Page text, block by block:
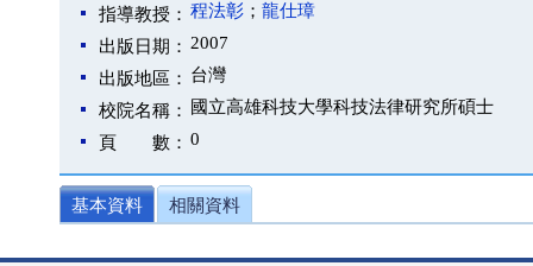
指導教授： 程法彰 ； 龍仕璋
出版日期： 2007
出版地區： 台灣
校院名稱：
國立高雄科技大學科技法律研究所碩士
頁 數： 0
基本資料 相關資料